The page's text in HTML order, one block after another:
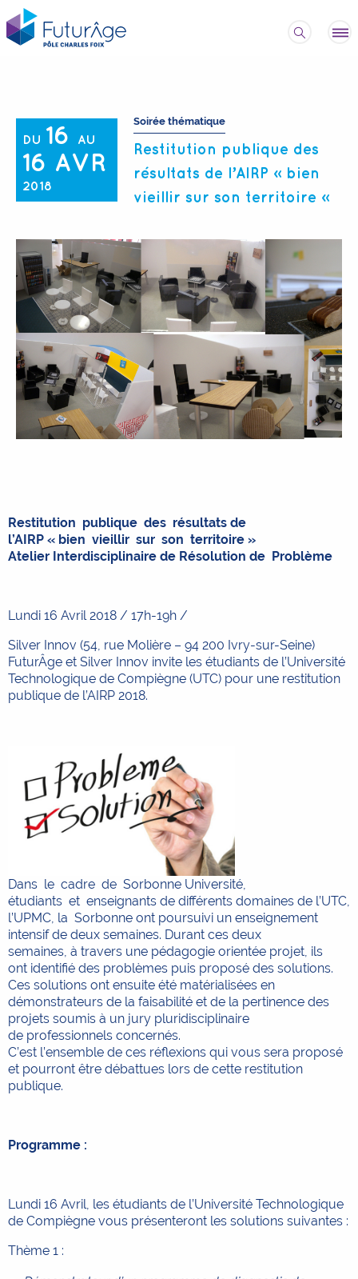
DU 16 AU
16 AVR
2018
Soirée thématique
Restitution publique des
résultats de l’AIRP « bien
vieillir sur son territoire »
Restitution publique des résultats de
l’AIRP « bien vieillir sur son territoire »
Atelier Interdisciplinaire de Résolution de Problème
Lundi 16 Avril 2018 / 17h-19h /
Silver Innov (54, rue Molière – 94 200 Ivry-sur-Seine)
FuturÂge et Silver Innov invite les étudiants de l’Université
Technologique de Compiègne (UTC) pour une restitution
publique de l’AIRP 2018.
Dans le cadre de Sorbonne Université,
étudiants et enseignants de différents domaines de l’UTC,
l’UPMC, la Sorbonne ont poursuivi un enseignement
intensif de deux semaines. Durant ces deux
semaines, à travers une pédagogie orientée projet, ils
ont identifié des problèmes puis proposé des solutions.
Ces solutions ont ensuite été matérialisées en
démonstrateurs de la faisabilité et de la pertinence des
projets soumis à un jury pluridisciplinaire
de professionnels concernés.
C’est l’ensemble de ces réflexions qui vous sera proposé
et pourront être débattues lors de cette restitution
publique.
Programme :
Lundi 16 Avril, les étudiants de l’Université Technologique
de Compiègne vous présenteront les solutions suivantes :
Thème 1 :